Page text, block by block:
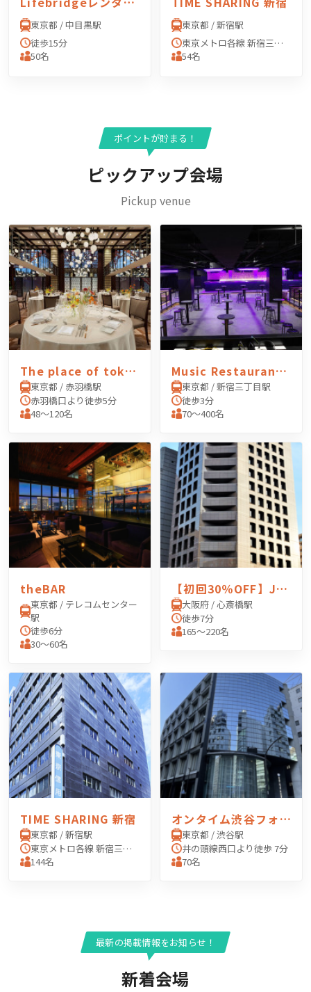
東京都 / 中目黒駅
徒歩15分
50名
東京都 / 新宿駅
東京メトロ各線 新宿三丁目駅 「E2出口」 より徒歩3分 JR線 新宿駅 「東口」 より徒歩6分 西武新宿線 西武新宿駅 「北口」 より徒歩6分 東京メトロ副都心線 東新宿駅 「A1出口」 より徒歩8分
54名
ポイントが貯まる！
ピックアップ会場
Pickup venue
The place of tokyo
東京都 / 赤羽橋駅
赤羽橋口より徒歩5分
48〜120名
Music Restaurant APEXIA（ミュージックレスラン アペクシア）
東京都 / 新宿三丁目駅
徒歩3分
70〜400名
theBAR
東京都 / テレコムセンター
駅
徒歩6分
30〜60名
【初回30％OFF】JEC日本研修センター 心斎橋（大阪）
大阪府 / 心斎橋駅
徒歩7分
165〜220名
TIME SHARING 新宿
東京都 / 新宿駅
東京メトロ各線 新宿三丁目駅 「E2出口」 より徒歩3分 JR線 新宿駅 「東口」 より徒歩6分 西武新宿線 西武新宿駅 「北口」 より徒歩6分 東京メトロ副都心線 東新宿駅 「A1出口」 より徒歩8分
144名
オンタイム渋谷フォーラムエイト
東京都 / 渋谷駅
井の頭線西口より徒歩 7分
70名
最新の掲載情報をお知らせ！
新着会場